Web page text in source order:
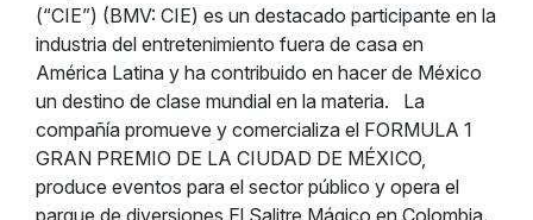
(“CIE”) (BMV: CIE) es un destacado participante en la
industria del entretenimiento fuera de casa en
América Latina y ha contribuido en hacer de México
un destino de clase mundial en la materia.
La
compañía promueve y comercializa el FORMULA 1
GRAN PREMIO DE LA CIUDAD DE MÉXICO,
produce eventos para el sector público y opera el
parque de diversiones El Salitre Mágico en Colombia.